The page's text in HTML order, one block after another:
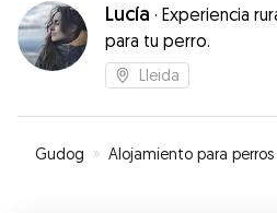
Lucía · Experiencia
para tu perro.
Lleida
Gudog » Alojamiento para perros